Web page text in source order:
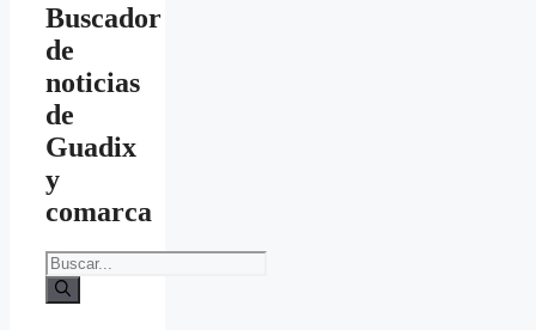
Buscador
de
noticias
de
Guadix
y
comarca
Buscar: